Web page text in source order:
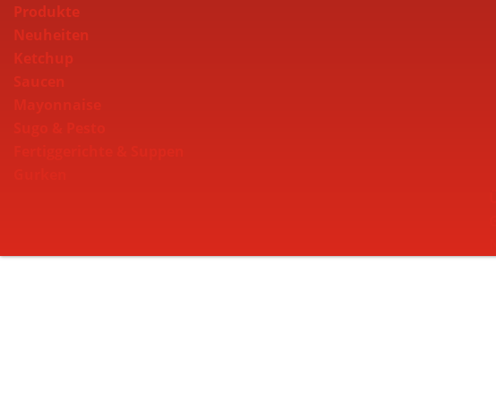
Produkte
Neuheiten
Ketchup
Saucen